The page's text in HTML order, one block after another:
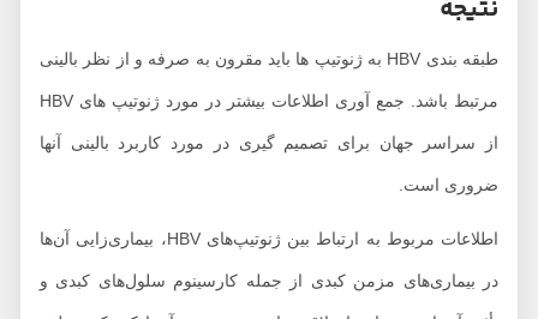
نتیجه
طبقه بندی HBV به ژنوتیپ ها باید مقرون به صرفه و از نظر بالینی
مرتبط باشد. جمع آوری اطلاعات بیشتر در مورد ژنوتیپ های HBV
از سراسر جهان برای تصمیم گیری در مورد کاربرد بالینی آنها
ضروری است.
اطلاعات مربوط به ارتباط بین ژنوتیپ‌های HBV، بیماری‌زایی آن‌ها
در بیماری‌های مزمن کبدی از جمله کارسینوم سلول‌های کبدی و